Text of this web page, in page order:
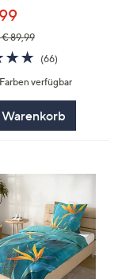
89,99
4.7
von
5
(66)66
verfügbar